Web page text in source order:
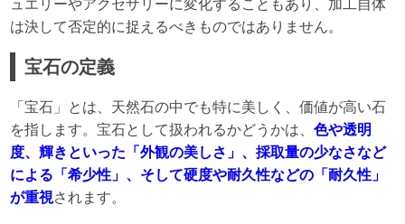
ュエリーやアクセサリーに変化することもあり、加工自体
は決して否定的に捉えるべきものではありません。
宝石の定義
「宝石」とは、天然石の中でも特に美しく、価値が高い石
を指します。宝石として扱われるかどうかは、色や透明
度、輝きといった「外観の美しさ」、採取量の少なさなど
による「希少性」、そして硬度や耐久性などの「耐久性」
が重視されます。